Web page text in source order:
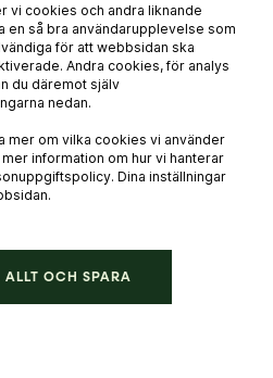
Contrada Santo Spirito
direkt
LÄS MER
vi cookies och andra liknande
en så bra användarupplevelse som
för att webbsidan ska
Andra cookies, för analys
du däremot själv
nedan.
mer om vilka cookies vi använder
information om hur vi hanterar
Dina inställningar
ALLT OCH SPARA